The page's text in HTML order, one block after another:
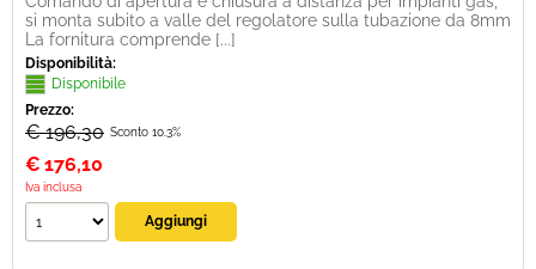
si monta subito a valle del regolatore sulla tubazione da 8mm
La fornitura comprende [...]
Disponibilità:
Disponibile
Prezzo:
€ 196,30 Sconto 10.3%
€ 176,10
Iva inclusa